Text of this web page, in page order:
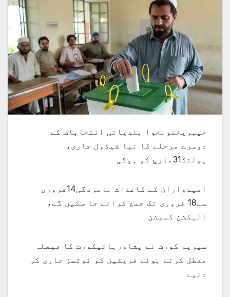
خیبرپختونخوا بلدیاتی انتخابات کے
دوسرے مرحلے کا نیا شیڈول جاری،
پولنگ31مارچ کو ہوگی
امیدواران کے کاغذات نامزدگی14فروری
سے18 فروری تک جمع کرائے جا سکیں گے،
الیکشن کمیشن
سپریم کورٹ نے پشاورہائیکورٹ کا فیصلہ
معطل کرتے ہوئے فریقین کو نوٹسز جاری کر
دئیے